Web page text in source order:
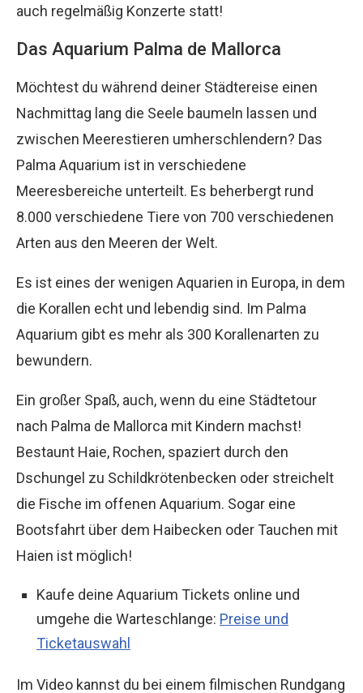
auch regelmäßig Konzerte statt!
Das Aquarium Palma de Mallorca
Möchtest du während deiner Städtereise einen
Nachmittag lang die Seele baumeln lassen und
zwischen Meerestieren umherschlendern? Das
Palma Aquarium ist in verschiedene
Meeresbereiche unterteilt. Es beherbergt rund
8.000 verschiedene Tiere von 700 verschiedenen
Arten aus den Meeren der Welt.
Es ist eines der wenigen Aquarien in Europa, in dem
die Korallen echt und lebendig sind. Im Palma
Aquarium gibt es mehr als 300 Korallenarten zu
bewundern.
Ein großer Spaß, auch, wenn du eine Städtetour
nach Palma de Mallorca mit Kindern machst!
Bestaunt Haie, Rochen, spaziert durch den
Dschungel zu Schildkrötenbecken oder streichelt
die Fische im offenen Aquarium. Sogar eine
Bootsfahrt über dem Haibecken oder Tauchen mit
Haien ist möglich!
Kaufe deine Aquarium Tickets online und
umgehe die Warteschlange: Preise und
Ticketauswahl
Im Video kannst du bei einem filmischen Rundgang